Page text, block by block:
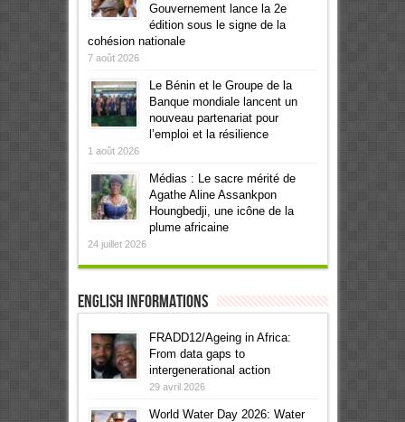
Gouvernement lance la 2e
édition sous le signe de la
cohésion nationale
7 août 2026
Le Bénin et le Groupe de la
Banque mondiale lancent un
nouveau partenariat pour
l’emploi et la résilience
1 août 2026
Médias : Le sacre mérité de
Agathe Aline Assankpon
Houngbedji, une icône de la
plume africaine
24 juillet 2026
English informations
FRADD12/Ageing in Africa:
From data gaps to
intergenerational action
29 avril 2026
World Water Day 2026: Water